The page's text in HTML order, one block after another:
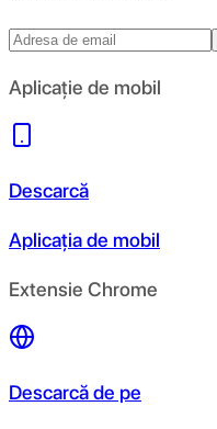
Aplicație de mobil
Descarcă
Aplicația de mobil
Extensie Chrome
Descarcă de pe